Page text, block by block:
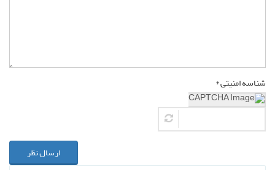
شناسه امنیتی *
ارسال نظر